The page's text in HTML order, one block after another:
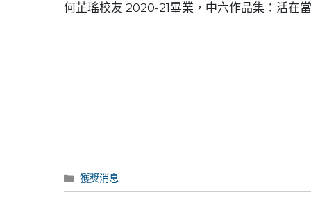
何芷瑤校友 2020-21畢業，中六作品集：活在
Categories
獲獎消息